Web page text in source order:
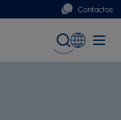
Contactos
Portugal